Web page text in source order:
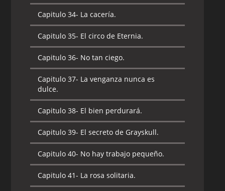
Capitulo 33-El niño de las estrellas.
Capitulo 34-El regalo del Dragón.
Capitulo 35-Despiertan los durmientes.
Capitulo 36-La búsqueda.
Capitulo 37-
Capitulo 38- El valle del poder.
Capitulo 39- Problema en Arcadia.
Capitulo 40- La casa de Shokoti [I Parte].
Capitulo 41- La casa de Shokoti [II Parte].
Capitulo 34- La cacería.
Capitulo 35- El circo de Eternia.
Capitulo 36- No tan ciego.
Capitulo 37- La venganza nunca es
dulce.
Capitulo 38- El bien perdurará.
Capitulo 39- El secreto de Grayskull.
Capitulo 40- No hay trabajo pequeño.
Capitulo 41- La rosa solitaria.